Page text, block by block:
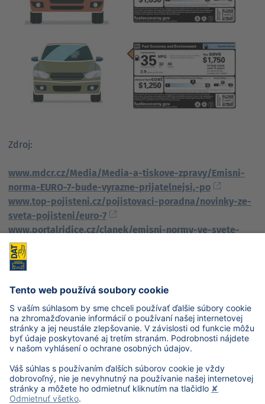
Zdroj:
www.mdcr.cz/Media/Media-a-tiskove-zpravy/Emisni-
norma-EURO-7-bude-vyrazne-prijatelnejsi,-po
www.top-pojisteni.cz/pojistovaci-poradna/novinky-ze-
sveta-pojisteni/euro-7
www.portalridice.cz/clanek/emisni-normy-ve-svete-
jak-se-lisi-od-evropskych
www.portalridice.cz/clanek/prehled-emisnich-norem-
pro-osobni-automobily
www.auto.cz/emisni-pokuty-od-roku-2020-kolik-si-
en.wikipedia.org/wiki/Vehicle_emission_standard
www.pevi.cz/cz/zajimavosti-z-oboru/emisni-normy
www.autolexicon.net/cs/articles/emisni-pokuty-
www.germanemissionssticker.com/cz/
www.hurtopony.pl/artykul/euro-7.html